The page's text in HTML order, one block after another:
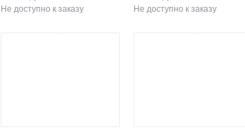
Не доступно к заказу
Не доступно к заказу